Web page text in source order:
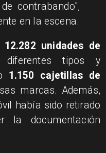
contrabando",
en la escena.
12.282 unidades de
tipos y
1.150 cajetillas de
marcas. Además,
había sido retirado
la documentación